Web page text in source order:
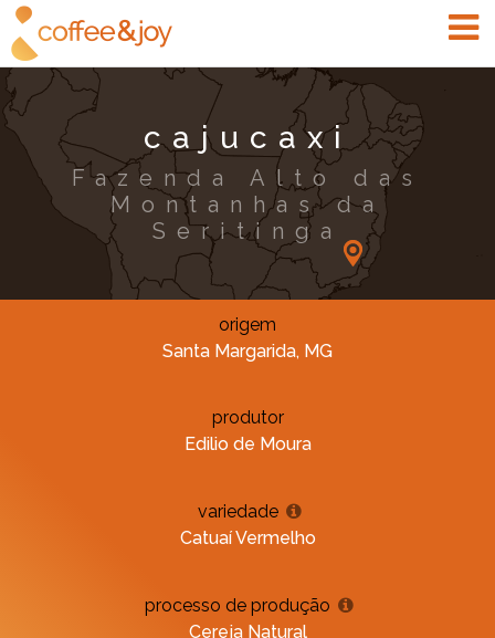
cajucaxi
Fazenda Alto das
Montanhas da
Seritinga
origem
Santa Margarida, MG
produtor
Edilio de Moura
variedade
Catuaí Vermelho
processo de produção
Cereja Natural